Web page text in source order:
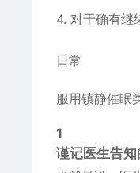
4. 对于确有继
日常
服用镇静催眠
1
谨记医生告